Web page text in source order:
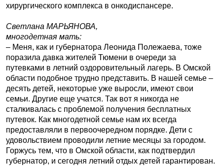
хирургического комплекса в онкодиспансере.
Светлана МАРЬЯНОВА,
многодетная мать:
– Меня, как и губернатора Леонида Полежаева, тоже
поразила давка жителей Тюмени в очереди за
путевками в летний оздоровительный лагерь. В Омской
области подобное трудно представить. В нашей семье –
десять детей, некоторые уже выросли, имеют свои
семьи. Другие еще учатся. Так вот я никогда не
сталкивалась с проблемой получения бесплатных
путевок. Как многодетной семье нам их всегда
предоставляли в первоочередном порядке. Дети с
удовольствием проводили летние месяцы за городом.
Горжусь тем, что в Омской области, как подтвердил
губернатор, и сегодня летний отдых детей гарантирован.